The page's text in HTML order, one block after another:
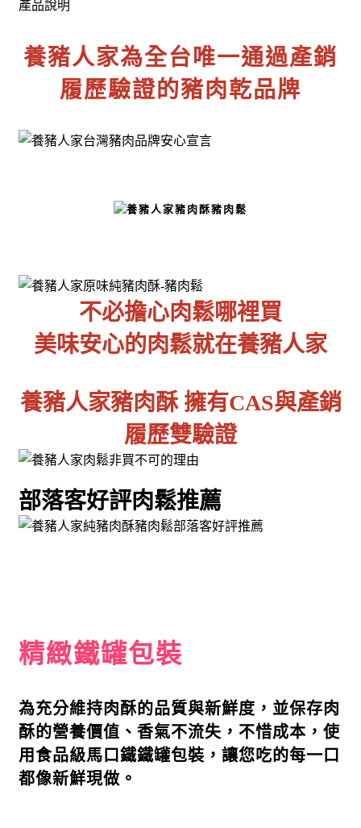
產品說明
養豬人家為全台唯一通過產銷
履歷驗證的豬肉乾品牌
不必擔心肉鬆哪裡買
美味安心的肉鬆就在養豬人家
養豬人家豬肉酥 擁有CAS與產銷
履歷雙驗證
部落客好評肉鬆推薦
精緻鐵罐包裝
為充分維持肉酥的品質與新鮮度，並保存肉
酥的營養價值、香氣不流失，不惜成本，使
用食品級馬口鐵鐵罐包裝，讓您吃的每一口
都像新鮮現做。